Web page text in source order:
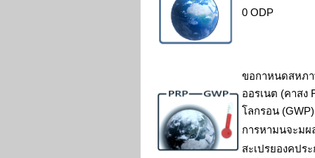
0 ODP
ขอกาหนดสหภ
ออรเนต (คาสง
โลกรอน (GWP)
การหามนจะม
สะเปรยองคปร